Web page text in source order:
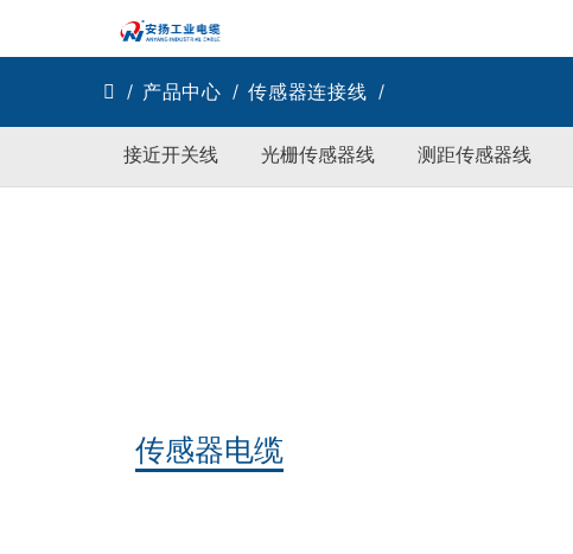
产品中心 传感器连接线
接近开关线 光栅传感器线 测距传感器线
传感器电缆